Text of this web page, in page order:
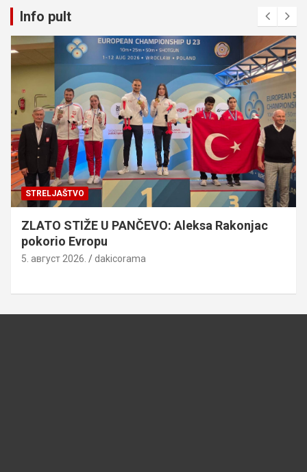
Info pult
STRELJAŠTVO
ZLATO STIŽE U PANČEVO: Aleksa Rakonjac
pokorio Evropu
5. август 2026. dakicorama